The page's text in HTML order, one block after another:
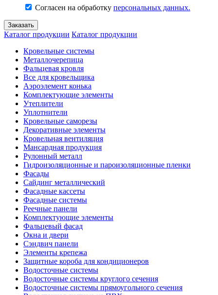
Согласен на обработку персональных данных.
Каталог продукции Каталог продукции
Кровельные системы
Металлочерепица
Фальцевая кровля
Все для кровельщика
Аэроэлемент конька
Комплектующие элементы
Утеплители
Уплотнители
Кровельные саморезы
Декоративные элементы
Кровельная вентиляция
Мансардная продукция
Рулонный металл
Гидроизоляционные и пароизоляционные пленки
Фасады
Сайдинг металлический
Фасадные кассеты
Фасадные системы
Реечные панели
Комплектующие элементы
Фальцевый фасад
Окна и двери
Сэндвич панели
Элементы крепежа
Защитные короба для кондиционеров
Водосточные системы
Водосточные системы круглого сечения
Водосточные системы прямоугольного сечения